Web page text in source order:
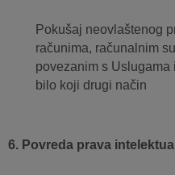
Pokušaj neovlaštenog
računima, računalnim
povezanim s
bilo koji drugi način
6. Povreda prava